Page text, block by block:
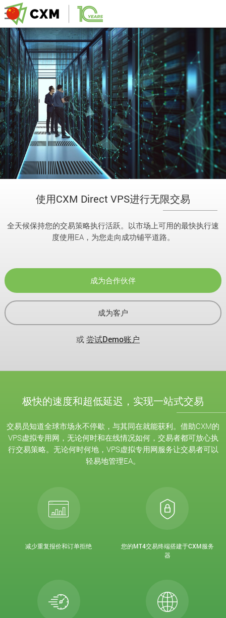
使用CXM Direct VPS进行无限交易
全天候保持您的交易策略执行活跃。以市场上可用的最快执行速
度使用EA，为您走向成功铺平道路。
成为合作伙伴
成为客户
或尝试Demo账户
极快的速度和超低延迟，实现一站式交易
交易员知道全球市场永不停歇，与其同在就能获利。借助CXM的
VPS虚拟专用网，无论何时和在线情况如何，交易者都可放心执
行交易策略。无论何时何地，VPS虚拟专用网服务让交易者可以
轻易地管理EA。
减少重复报价和订单拒绝
您的MT4交易终端搭建于CXM服务
器